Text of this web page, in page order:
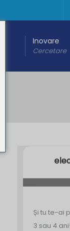
Inovare
Cercetare
Și tu te-ai
3 sau 4 ani!